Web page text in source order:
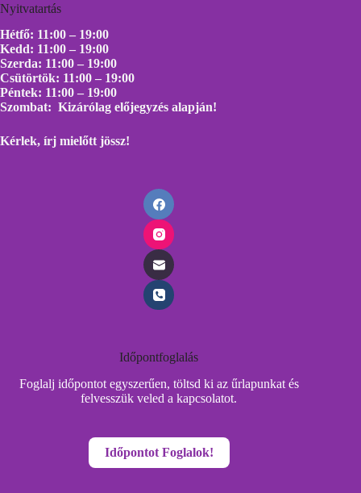
Nyitvatartás
Hétfő: 11:00 – 19:00
Kedd: 11:00 – 19:00
Szerda: 11:00 – 19:00
Csütörtök: 11:00 – 19:00
Péntek: 11:00 – 19:00
Szombat: Kizárólag előjegyzés alapján!
Kérlek, írj mielőttjössz!
Időpontfoglalás
Foglalj időpontot egyszerűen, töltsd ki az űrlapunkat és
felvesszük veled a kapcsolatot.
Időpontot Foglalok!